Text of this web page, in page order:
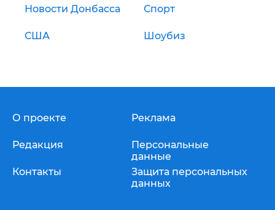
Новости Донбасса Спорт
США Шоубиз
О проекте
Редакция
Контакты
Реклама
Персональные
данные
Защита персональных
данных